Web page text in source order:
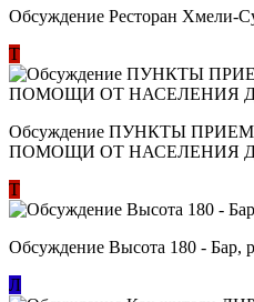
Обсуждение Ресторан Хмели-
Т
Обсуждение ​ПУНКТЫ
ПОМОЩИ ОТ НАСЕЛЕНИЯ
Т
Обсуждение Высота 180 - Бар,
Л